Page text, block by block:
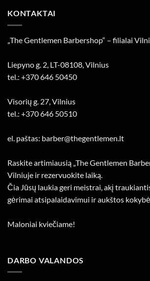
KONTAKTAI
„The Gentlemen Barbershop“ – filialai
Liepyno g. 2, LT-08108, Vilnius
tel.: +370 646 50450
Visorių g. 27, Vilnius
tel.: +370 646 50510
el. paštas: barber@thegentlemen.lt
Raskite artimiausią „The Gentlemen
Vilniuje ir rezervuokite laiką.
Čia Jūsų laukia geri meistrai, akį
gėrimai atsipalaidavimui ir aukštos
Maloniai kviečiame!
DARBO VALANDOS